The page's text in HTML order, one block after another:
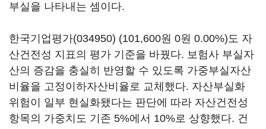
부실을 나타내는 셈이다.
한국기업평가(034950) (101,600원 0원 0.00%)도 자
산건전성 지표의 평가 기준을 바꿨다. 보험사 부실자
산의 증감을 충실히 반영할 수 있도록 가중부실자산
비율을 고정이하자산비율로 교체했다. 자산부실화
위험이 일부 현실화됐다는 판단에 따라 자산건전성
항목의 가중치도 기존 5%에서 10%로 상향했다. 건